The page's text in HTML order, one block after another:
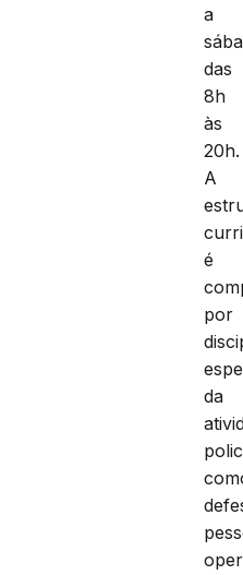
a
das
8h
às
20h.
A
é
por
da